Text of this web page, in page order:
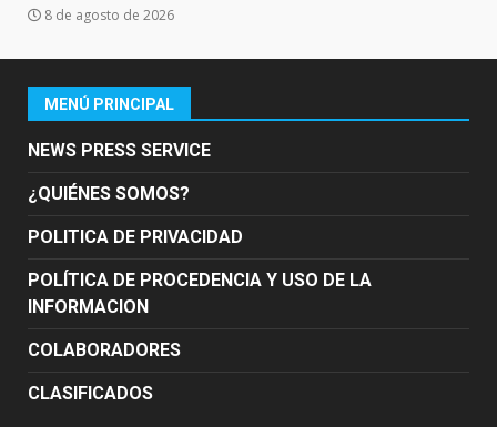
8 de agosto de 2026
MENÚ PRINCIPAL
NEWS PRESS SERVICE
¿QUIÉNES SOMOS?
POLITICA DE PRIVACIDAD
POLÍTICA DE PROCEDENCIA Y USO DE LA
INFORMACION
COLABORADORES
CLASIFICADOS